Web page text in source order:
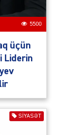
5500
üçün
Liderin
SIYASƏT